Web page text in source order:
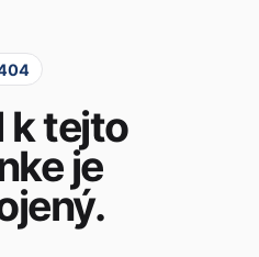
k tejto
je